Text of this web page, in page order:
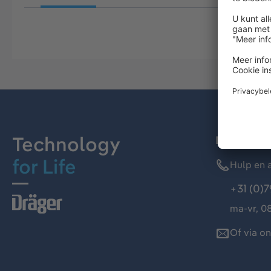
Technology
for Life
Dräger
Hulp en
+31
ma-vr,
Of via